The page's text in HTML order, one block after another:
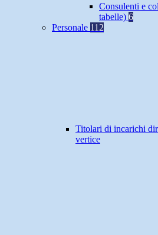
Consulenti e
tabelle) 6
Personale 112
Titolari di incarichi
vertice